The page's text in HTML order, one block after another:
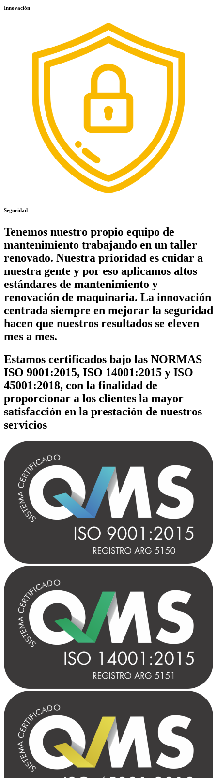
Innovación
Seguridad
Tenemos nuestro propio equipo de
mantenimiento trabajando en un taller
renovado. Nuestra prioridad es cuidar a
nuestra gente y por eso aplicamos altos
estándares de mantenimiento y
renovación de maquinaria. La innovación
centrada siempre en mejorar la seguridad
hacen que nuestros resultados se eleven
mes a mes.
Estamos certificados bajo las NORMAS
ISO 9001:2015, ISO 14001:2015 y ISO
45001:2018, con la finalidad de
proporcionar a los clientes la mayor
satisfacción en la prestación de nuestros
servicios